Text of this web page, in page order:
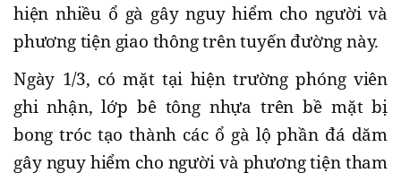
hiện nhiều ổ gà gây nguy hiểm cho người và
phương tiện giao thông trên tuyến đường này.
Ngày 1/3, có mặt tại hiện trường phóng viên
ghi nhận, lớp bê tông nhựa trên bề mặt bị
bong tróc tạo thành các ổ gà lộ phần đá dăm
gây nguy hiểm cho người và phương tiện tham